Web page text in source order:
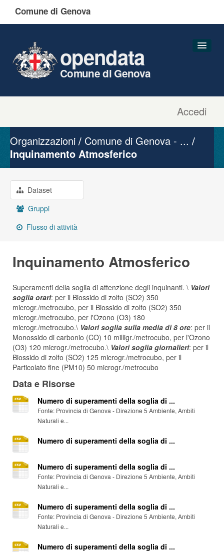
Comune di Genova
Accedi
opendata
Comune di Genova
Gruppi
Organizzazioni
Comune di Genova - ...
Inquinamento Atmosferico
Dataset
Gruppi
Flusso di attività
Inquinamento Atmosferico
Superamenti della soglia di attenzione degli inquinanti. \ Valori
soglia orari: per il Biossido di zolfo (SO2) 350
microgr./metrocubo, per il Biossido di zolfo (SO2) 350
microgr./metrocubo, per l'Ozono (O3) 180
microgr./metrocubo.\ Valori soglia sulla media di 8 ore: per il
Monossido di carbonio (CO) 10 milligr./metrocubo, per l'Ozono
(O3) 120 microgr./metrocubo.\ Valori soglia giornalieri: per il
Biossido di zolfo (SO2) 125 microgr./metrocubo, per il
Particolato fine (PM10) 50 microgr./metrocubo
Data e Risorse
Numero di superamenti della soglia di ...
Fonte: Provincia di Genova - Direzione 5 Ambiente, Ambiti
Naturali e...
Numero di superamenti della soglia di ...
Numero di superamenti della soglia di ...
Fonte: Provincia di Genova - Direzione 5 Ambiente, Ambiti
Naturali e...
Numero di superamenti della soglia di ...
Fonte: Provincia di Genova - Direzione 5 Ambiente, Ambiti
Naturali e...
Numero di superamenti della soglia di ...